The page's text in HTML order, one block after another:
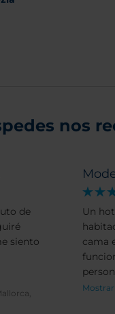
nos
de
siento
Un
cama
es
hotel